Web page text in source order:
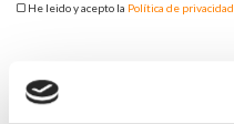
He leido y acepto la Política de privacidad